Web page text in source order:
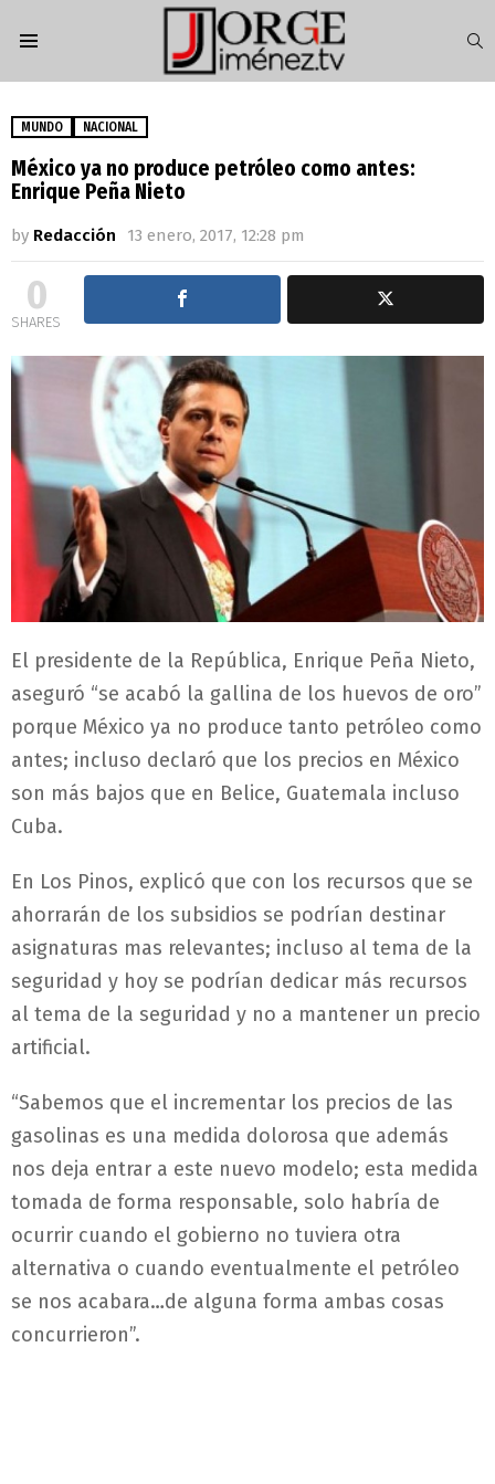
MUNDO NACIONAL
México ya no produce petróleo como antes:
Enrique Peña Nieto
by Redacción 13 enero, 2017, 12:28 pm
0
SHARES
El presidente de la República, Enrique Peña Nieto,
aseguró “se acabó la gallina de los huevos de oro”
porque México ya no produce tanto petróleo como
antes; incluso declaró que los precios en México
son más bajos que en Belice, Guatemala incluso
Cuba.
En Los Pinos, explicó que con los recursos que se
ahorrarán de los subsidios se podrían destinar
asignaturas mas relevantes; incluso al tema de la
seguridad y hoy se podrían dedicar más recursos
al tema de la seguridad y no a mantener un precio
artificial.
“Sabemos que el incrementar los precios de las
gasolinas es una medida dolorosa que además
nos deja entrar a este nuevo modelo; esta medida
tomada de forma responsable, solo habría de
ocurrir cuando el gobierno no tuviera otra
alternativa o cuando eventualmente el petróleo
se nos acabara…de alguna forma ambas cosas
concurrieron”.